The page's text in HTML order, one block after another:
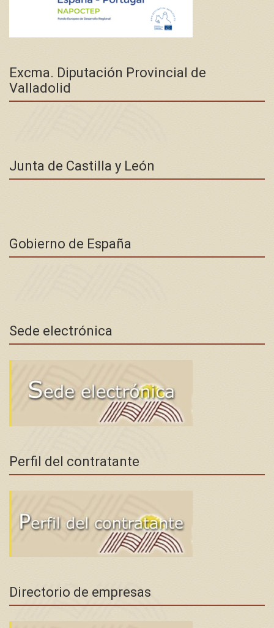
Excma. Diputación Provincial de
Valladolid
Junta de Castilla y León
Gobierno de España
Sede electrónica
Perfil del contratante
Directorio de empresas